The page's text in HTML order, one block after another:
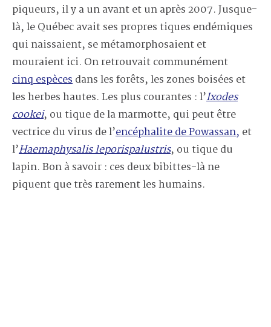
piqueurs, il y a un avant et un après 2007. Jusque-
là, le Québec avait ses propres tiques endémiques
qui naissaient, se métamorphosaient et
mouraient ici. On retrouvait communément
cinq espècesdans les forêts, les zones boisées et
les herbes hautes. Les plus courantes : l’Ixodes
cookei, ou tique de la marmotte, qui peut être
vectrice du virus de l’encéphalite de Powassan, et
l’Haemaphysalis leporispalustris, ou tique du
lapin. Bon à savoir : ces deux bibittes-là ne
piquent que très rarement les humains.